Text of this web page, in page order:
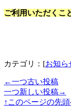
ご利用いただくこ
カテゴリ：[お知ら
←一つ古い投稿
一つ新しい投稿→
↑このページの先